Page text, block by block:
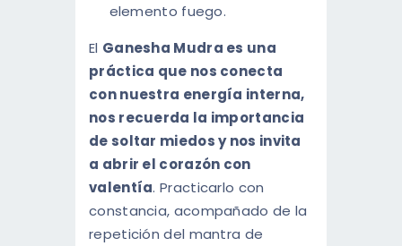
elemento fuego.
El Ganesha Mudra es una
práctica que nos conecta
con nuestra energía interna,
nos recuerda la importancia
de soltar miedos y nos invita
a abrir el corazón con
valentía. Practicarlo con
constancia, acompañado de la
repetición del mantra de